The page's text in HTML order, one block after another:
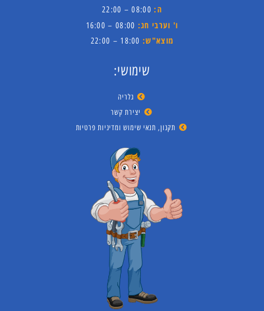
ה:08:00 – 22:00
ו' וערבי חג:
מוצא"ש:18:00 – 22:00
שימושי:
גלריה
יצירת קשר
תקנון, תנאי שימוש ומדיניות פרטיות